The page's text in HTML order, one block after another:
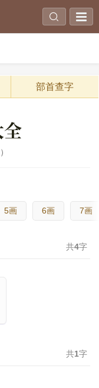
部首查字
5画 6画 7画
共4字
共1字